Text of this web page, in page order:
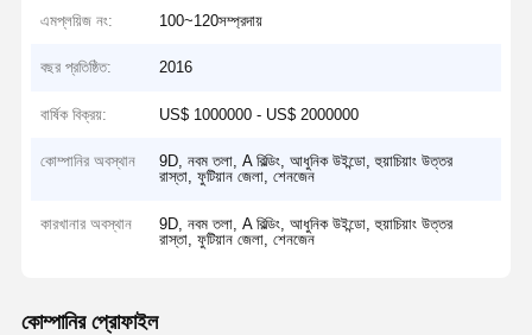
এমপ্লয়িজ নং: 100~120সম্প্রদায়
বছর প্রতিষ্ঠিত: 2016
বার্ষিক বিক্রয়: US$ 1000000 - US$ 2000000
কোম্পানির অবস্থান
9D, নবম তলা, A বিল্ডিং, আধুনিক উইন্ডো, হুয়াচিয়াং উত্তর
রাস্তা, ফুটিয়ান জেলা, শেনজেন
কারখানার অবস্থান
9D, নবম তলা, A বিল্ডিং, আধুনিক উইন্ডো, হুয়াচিয়াং উত্তর
রাস্তা, ফুটিয়ান জেলা, শেনজেন
কোম্পানির প্রোফাইল